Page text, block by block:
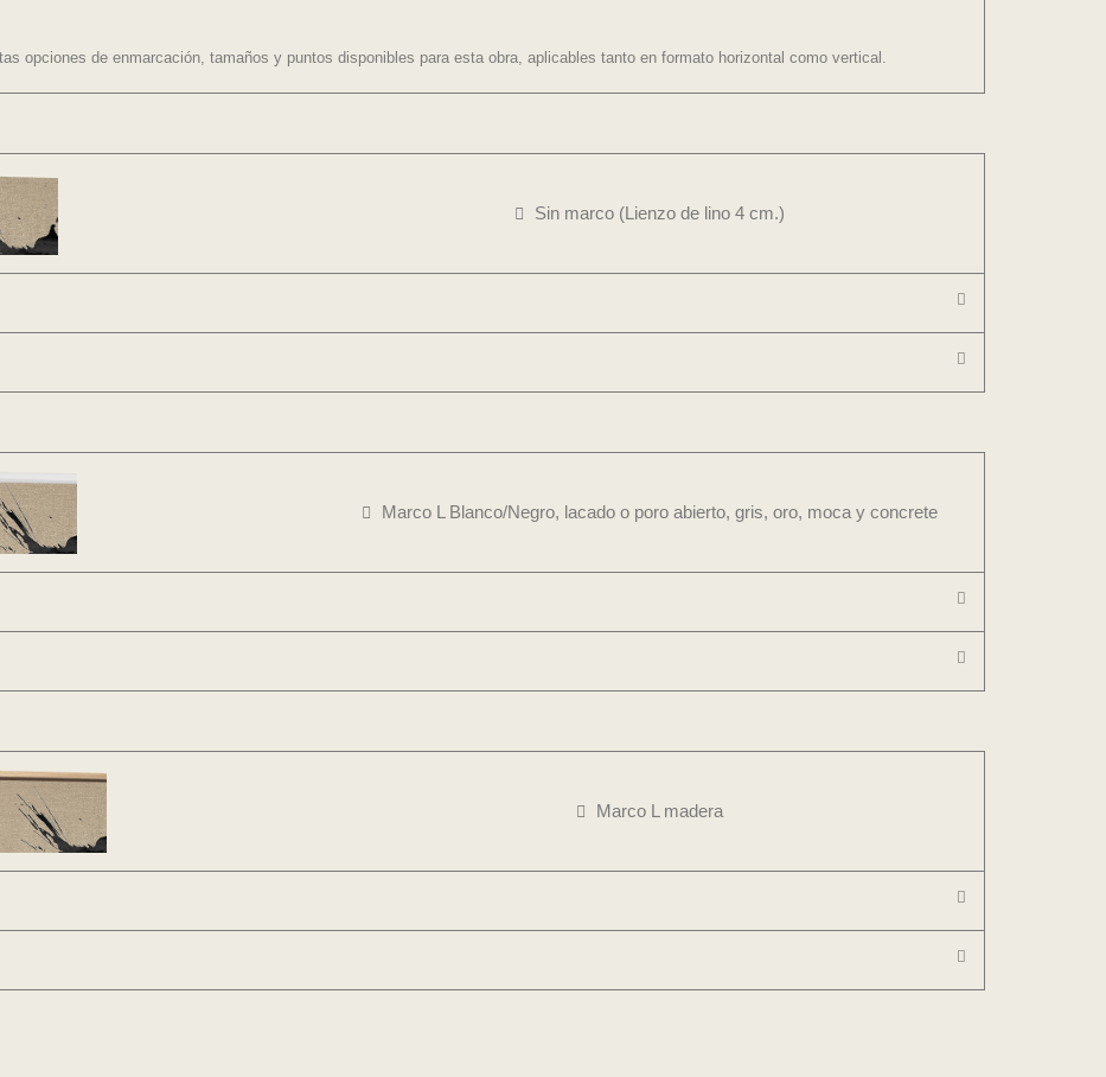
opciones de enmarcación, tamaños y puntos disponibles para esta obra, aplicables tanto en formato horizontal como vertical.
Sin marco (Lienzo de lino 4 cm.)
Marco L Blanco/Negro, lacado o poro abierto, gris, oro, moca y concrete
Marco L madera